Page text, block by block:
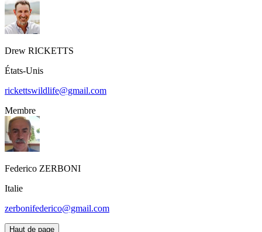
Drew RICKETTS
États-Unis
rickettswildlife@gmail.com
Membre
Federico ZERBONI
Italie
zerbonifederico@gmail.com
Haut de page